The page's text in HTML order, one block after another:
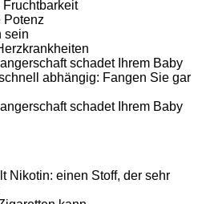
Fruchtbarkeit
Potenz
sein
schadet Ihrem Baby
abhängig: Fangen Sie gar
schadet Ihrem Baby
Nikotin: einen Stoff, der sehr